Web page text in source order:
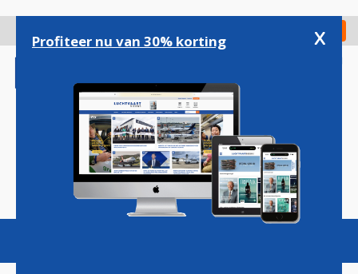
gaan
Check in
Magazine Podcasts Vacatures
Profiteer nu van 30% korting x